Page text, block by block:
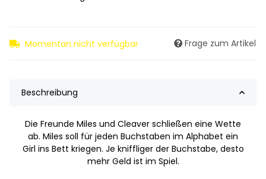
Momentan nicht verfügbar Frage zum Artikel
Beschreibung
Die Freunde Miles und Cleaver schließen eine Wette
ab. Miles soll für jeden Buchstaben im Alphabet ein
Girl ins Bett kriegen. Je kniffliger der Buchstabe, desto
mehr Geld ist im Spiel.